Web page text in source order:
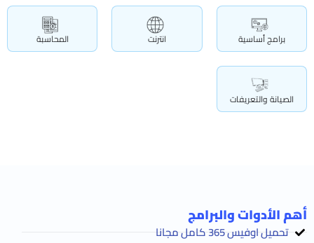
برامج أساسية انترنت المحاسبة
الصيانة والتعريفات
أهم الأدوات والبرامج
تحميل اوفيس 365 كامل مجانا